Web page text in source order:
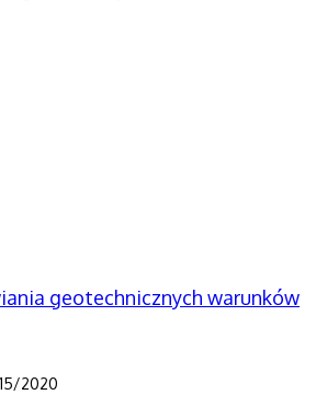
geotechnicznych warunków
2020